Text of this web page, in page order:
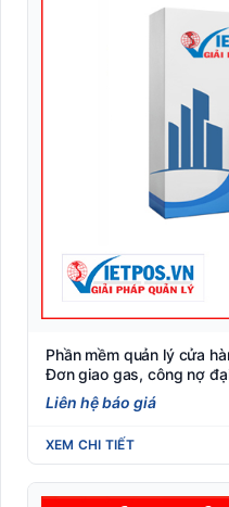
Phần mềm quản lý cửa
Đơn giao gas, công nợ
Liên hệ báo giá
XEM CHI TIẾT